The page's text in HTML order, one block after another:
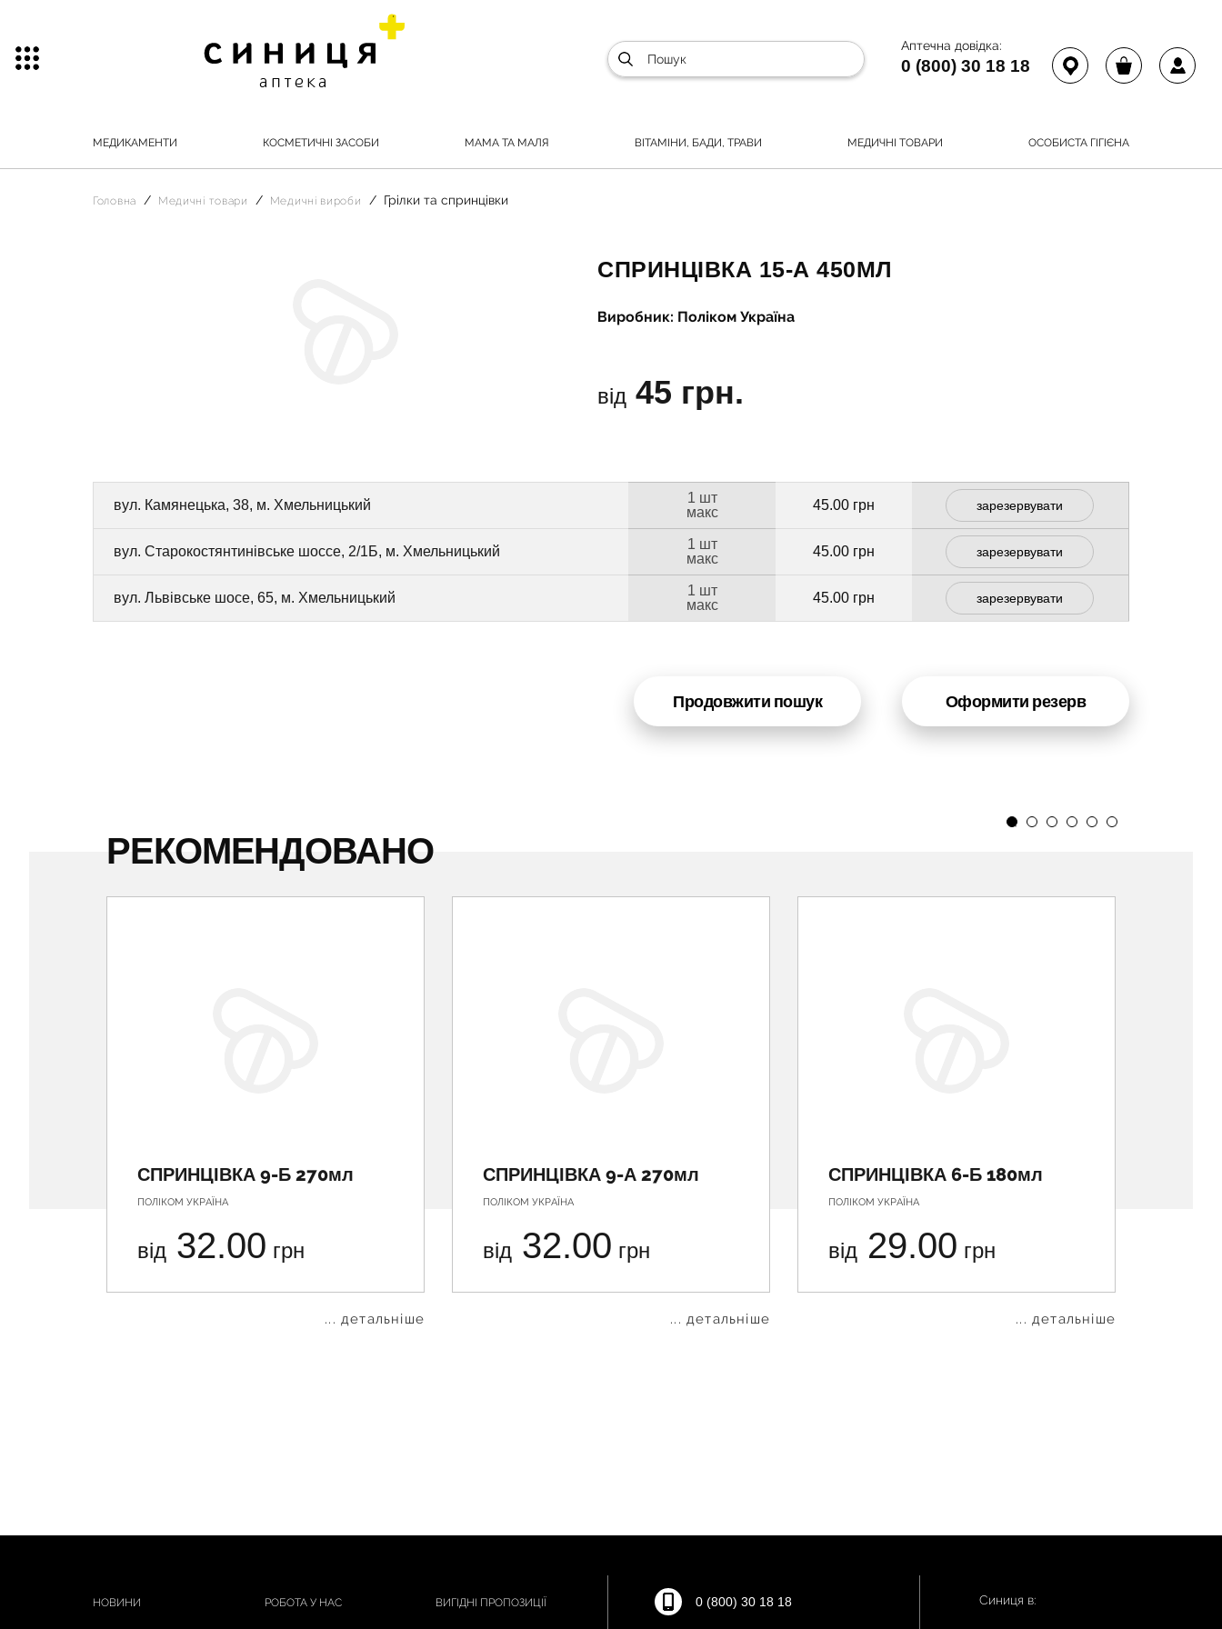
Аптечна довідка:
0 (800) 30 18 18
МЕДИКАМЕНТИ КОСМЕТИЧНІ ЗАСОБИ МАМА ТА МАЛЯ ВІТАМІНИ, БАДИ, ТРАВИ МЕДИЧНІ ТОВАРИ ОСОБИСТА ГІГІЄНА
Головна Медичні товари Медичні вироби Грілки та спринцівки
СПРИНЦІВКА 15-А 450МЛ
Виробник: Поліком Україна
від 45 грн.
вул. Камянецька, 38, м. Хмельницький
1 шт
макс
45.00 грн зарезервувати
вул. Старокостянтинівське шоссе, 2/1Б, м. Хмельницький
1 шт
макс
45.00 грн зарезервувати
вул. Львівське шосе, 65, м. Хмельницький
1 шт
макс
45.00 грн зарезервувати
Продовжити пошук Оформити резерв
РЕКОМЕНДОВАНО
СПРИНЦІВКА 9-Б 270мл
ПОЛІКОМ УКРАЇНА
від 32.00 грн
... детальніше
СПРИНЦІВКА 9-А 270мл
ПОЛІКОМ УКРАЇНА
від 32.00 грн
... детальніше
СПРИНЦІВКА 6-Б 180мл
ПОЛІКОМ УКРАЇНА
від 29.00 грн
... детальніше
НОВИНИ РОБОТА У НАС ВИГІДНІ ПРОПОЗИЦІЇ 0 (800) 30 18 18 Синиця в: